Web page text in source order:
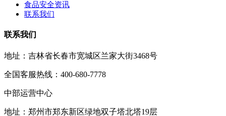
食品安全资讯
联系我们
联系我们
地址：吉林省长春市宽城区兰家大街3468号
全国客服热线：400-680-7778
中部运营中心
地址：郑州市郑东新区绿地双子塔北塔19层